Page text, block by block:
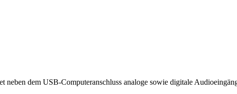
dem USB-Computeranschluss analoge sowie digitale